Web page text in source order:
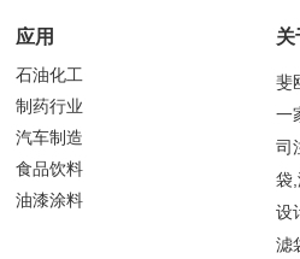
应用
石油化工
制药行业
汽车制造
食品饮料
油漆涂料
关
斐
一
司
袋
设
滤